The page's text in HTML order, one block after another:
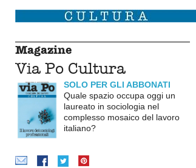
Magazine
Via Po Cultura
SOLO PER GLI ABBONATI
Quale spazio occupa oggi un
laureato in sociologia nel
complesso mosaico del lavoro
italiano?